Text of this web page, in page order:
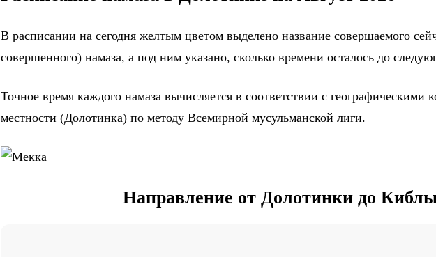
В расписании на сегодня желтым цветом выделено название совершаемого
совершенного) намаза, а под ним указано, сколько времени осталось до
Точное время каждого намаза вычисляется в соответствии с географическими
местности (Долотинка) по методу Всемирной мусульманской лиги.
Направление от Долотинки до